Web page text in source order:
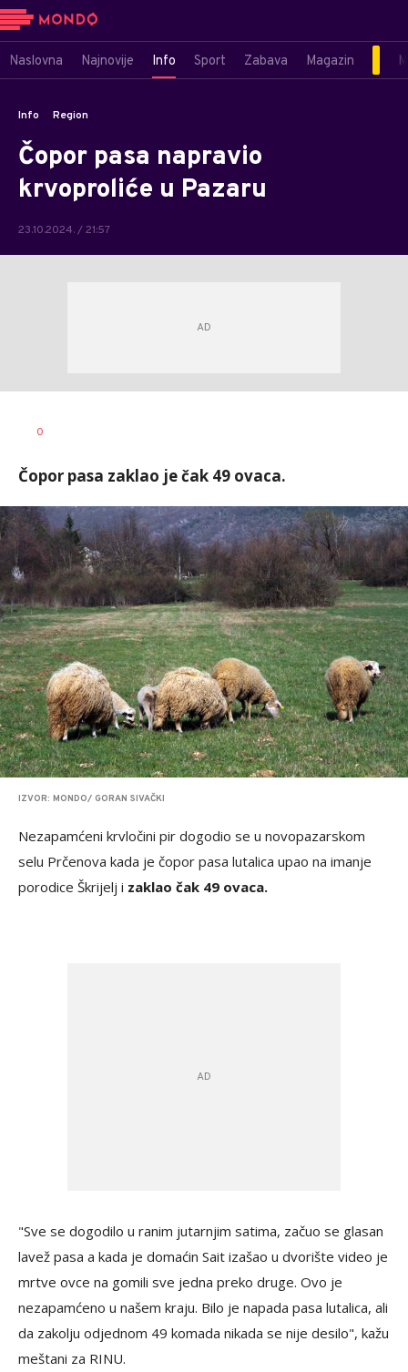
Naslovna Najnovije Info Sport Zabava Magazin
Info Region
Čopor pasa napravio
krvoproliće u Pazaru
23.10.2024. / 21:57
AUTOR
0
Čopor pasa zaklao je čak 49 ovaca.
IZVOR: MONDO/ GORAN SIVAČKI
Nezapamćeni krvločini pir dogodio se u novopazarskom
selu Prčenova kada je čopor pasa lutalica upao na imanje
porodice Škrijelj i zaklao čak 49 ovaca.
"Sve se dogodilo u ranim jutarnjim satima, začuo se glasan
lavež pasa a kada je domaćin Sait izašao u dvorište video je
mrtve ovce na gomili sve jedna preko druge. Ovo je
nezapamćeno u našem kraju. Bilo je napada pasa lutalica, ali
da zakolju odjednom 49 komada nikada se nije desilo", kažu
meštani za RINU.